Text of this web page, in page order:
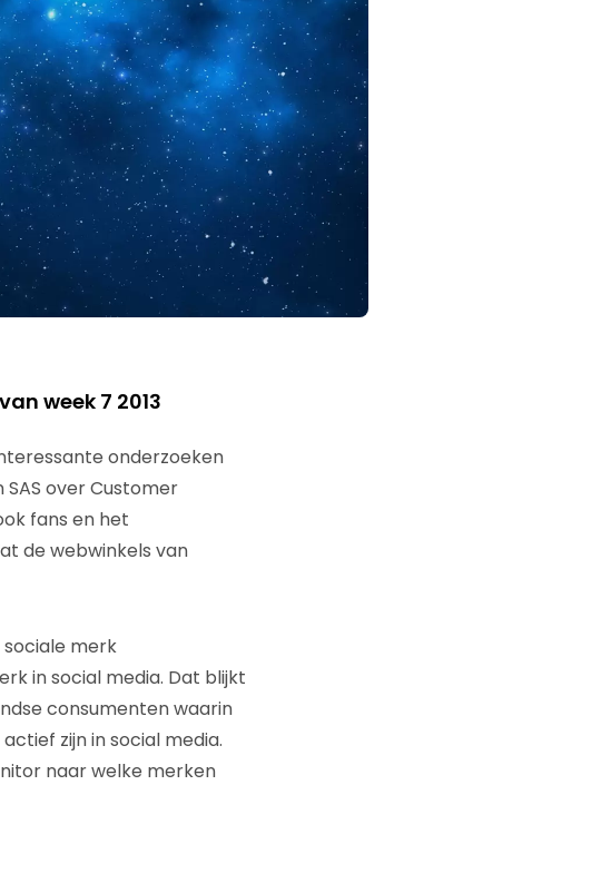
week 7 2013
onderzoeken
over Customer
fans en het
de webwinkels van
sociale merk
in social media. Dat blijkt
consumenten waarin
zijn in social media.
naar welke merken